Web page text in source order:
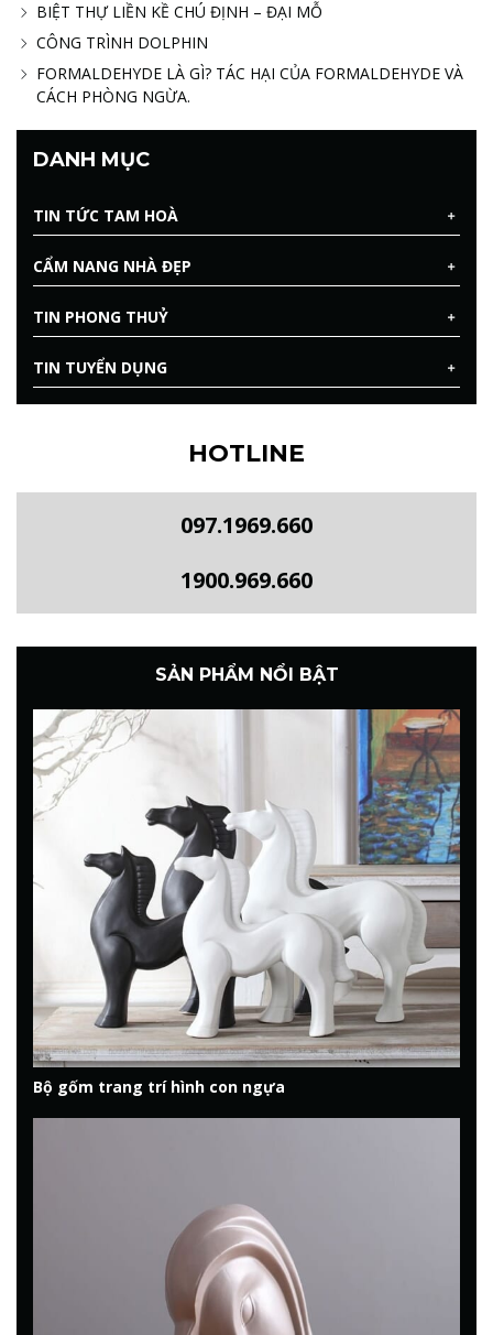
BIỆT THỰ LIỀN KỀ CHÚ ĐỊNH – ĐẠI MỖ
CÔNG TRÌNH DOLPHIN
FORMALDEHYDE LÀ GÌ? TÁC HẠI CỦA FORMALDEHYDE VÀ
CÁCH PHÒNG NGỪA.
DANH MỤC
TIN TỨC TAM HOÀ
CẨM NANG NHÀ ĐẸP
TIN PHONG THUỶ
TIN TUYỂN DỤNG
HOTLINE
097.1969.660
1900.969.660
SẢN PHẨM NỔI BẬT
Bộ gốm trang trí hình con ngựa